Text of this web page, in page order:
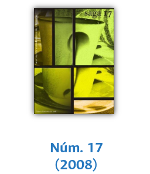
Núm. 17
(2008)